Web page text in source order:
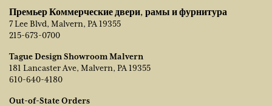
Премьер Коммерческие двери, рамы и фурнитура
7 Lee Blvd, Malvern, PA 19355
215-673-0700
Tague Design Showroom Malvern
181 Lancaster Ave, Malvern, PA 19355
610-640-4180
Out-of-State Orders